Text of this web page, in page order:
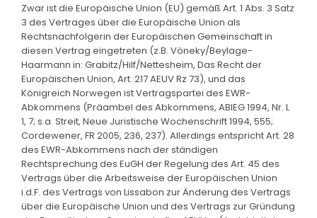
Zwar ist die Europäische Union (EU) gemäß Art. 1 Abs. 3 Satz
3 des Vertrages über die Europäische Union als
Rechtsnachfolgerin der Europäischen Gemeinschaft in
diesen Vertrag eingetreten (z.B. Vöneky/Beylage-
Haarmann in: Grabitz/Hilf/Nettesheim, Das Recht der
Europäischen Union, Art. 217 AEUV Rz 73), und das
Königreich Norwegen ist Vertragspartei des EWR-
Abkommens (Präambel des Abkommens, ABlEG 1994, Nr. L
1, 7; s.a. Streit, Neue Juristische Wochenschrift 1994, 555;
Cordewener, FR 2005, 236, 237). Allerdings entspricht Art. 28
des EWR-Abkommens nach der ständigen
Rechtsprechung des EuGH der Regelung des Art. 45 des
Vertrags über die Arbeitsweise der Europäischen Union
i.d.F. des Vertrags von Lissabon zur Änderung des Vertrags
über die Europäische Union und des Vertrags zur Gründung